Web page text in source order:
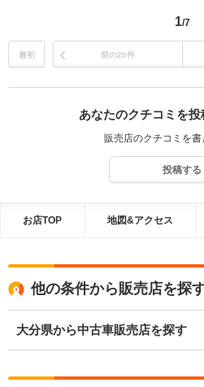
時間がかかりましたこと深くお詫びい
ご来店有難うございました。これから
さい。
1/7
最初 前の20件
あなたのクチコミを投
販売店のクチコミを書
投稿する
お店TOP 地図&アクセス
他の条件から販売店を探
大分県から中古車販売店を探す